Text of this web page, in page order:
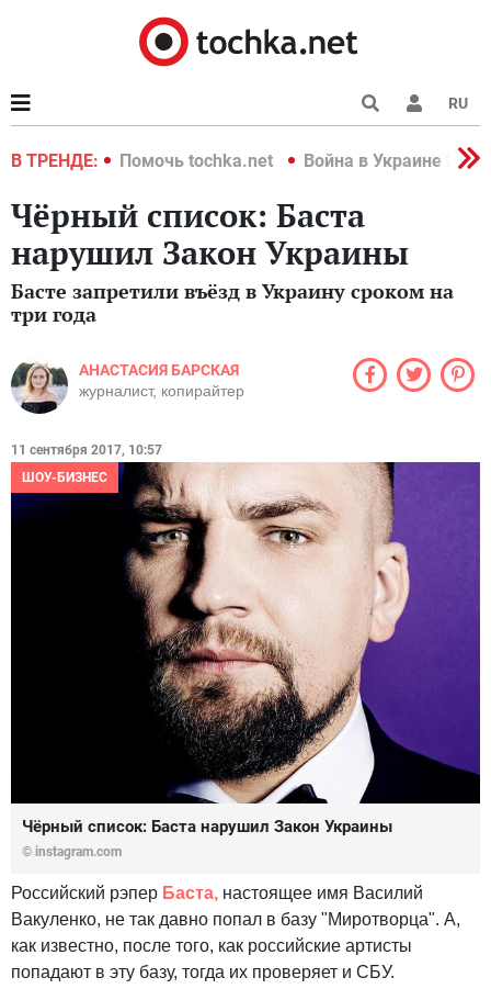
RU
В ТРЕНДЕ:
2022 Помочь tochka.net Война в Украине 2022
Чёрный список: Баста
нарушил Закон Украины
Басте запретили въёзд в Украину сроком на
три года
АНАСТАСИЯ БАРСКАЯ
журналист, копирайтер
11 сентября 2017, 10:57
ШОУ-БИЗНЕС
Чёрный список: Баста нарушил Закон Украины
© instagram.com
Российский рэпер Баста, настоящее имя Василий
Вакуленко, не так давно попал в базу "Миротворца". А,
как известно, после того, как российские артисты
попадают в эту базу, тогда их проверяет и СБУ.